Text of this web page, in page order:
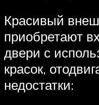
Красивый
приобретают
двери с
красок,
недостатки: